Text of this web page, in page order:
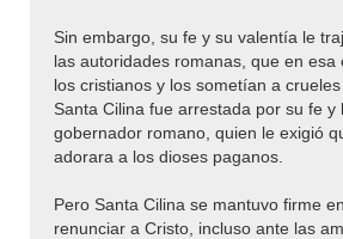
Sin embargo, su fe y su valentía le
las autoridades romanas, que en esa
los cristianos y los sometían a
Santa Cilina fue arrestada por su fe y
gobernador romano, quien le exigió
adorara a los dioses paganos.
Pero Santa Cilina se mantuvo firme
renunciar a Cristo, incluso ante las